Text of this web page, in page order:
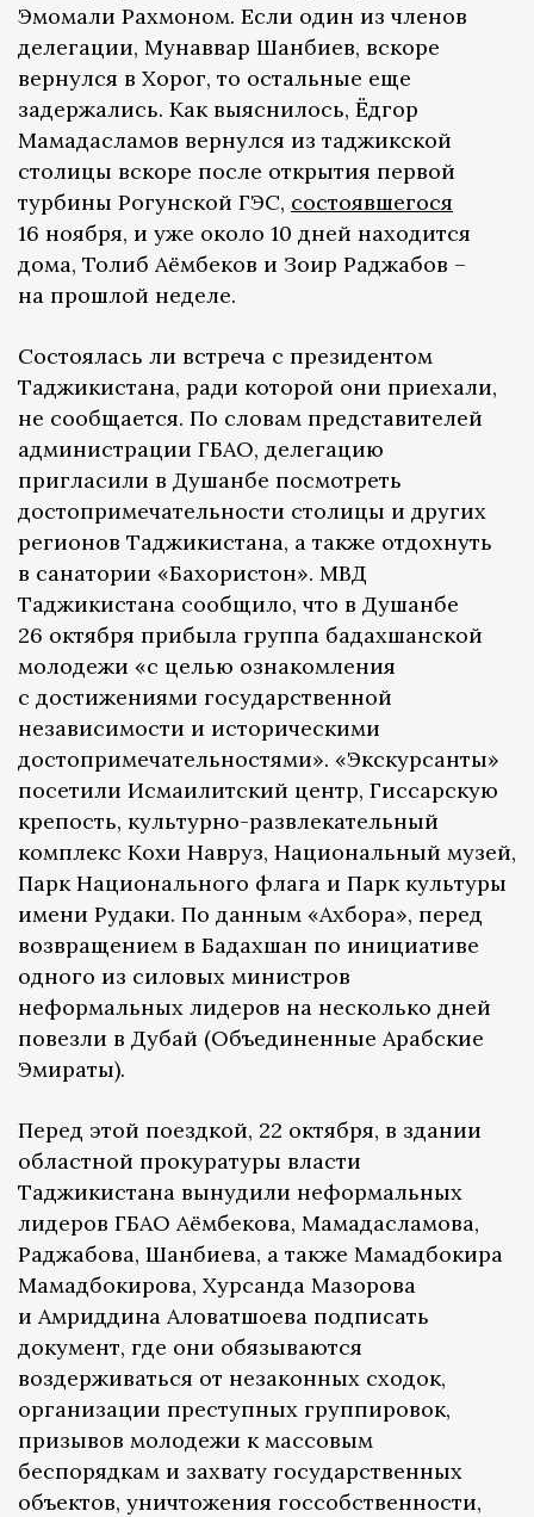
Эмомали Рахмоном. Если один из членов
делегации, Мунаввар Шанбиев, вскоре
вернулся в Хорог, то остальные еще
задержались. Как выяснилось, Ёдгор
Мамадасламов вернулся из таджикской
столицы вскоре после открытия первой
турбины Рогунской ГЭС, состоявшегося
16 ноября, и уже около 10 дней находится
дома, Толиб Аёмбеков и Зоир Раджабов –
на прошлой неделе.
Состоялась ли встреча с президентом
Таджикистана, ради которой они приехали,
не сообщается. По словам представителей
администрации ГБАО, делегацию
пригласили в Душанбе посмотреть
достопримечательности столицы и других
регионов Таджикистана, а также отдохнуть
в санатории «Бахористон». МВД
Таджикистана сообщило, что в Душанбе
26 октября прибыла группа бадахшанской
молодежи «с целью ознакомления
с достижениями государственной
независимости и историческими
достопримечательностями». «Экскурсанты»
посетили Исмаилитский центр, Гиссарскую
крепость, культурно-развлекательный
комплекс Кохи Навруз, Национальный музей,
Парк Национального флага и Парк культуры
имени Рудаки. По данным «Ахбора», перед
возвращением в Бадахшан по инициативе
одного из силовых министров
неформальных лидеров на несколько дней
повезли в Дубай (Объединенные Арабские
Эмираты).
Перед этой поездкой, 22 октября, в здании
областной прокуратуры власти
Таджикистана вынудили неформальных
лидеров ГБАО Аёмбекова, Мамадасламова,
Раджабова, Шанбиева, а также Мамадбокира
Мамадбокирова, Хурсанда Мазорова
и Амриддина Аловатшоева подписать
документ, где они обязываются
воздерживаться от незаконных сходок,
организации преступных группировок,
призывов молодежи к массовым
беспорядкам и захвату государственных
объектов, уничтожения госсобственности,